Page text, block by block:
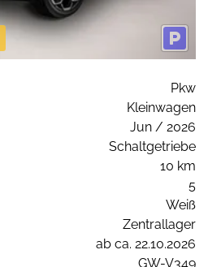
Pkw
Kleinwagen
Jun / 2026
Schaltgetriebe
10 km
5
Weiß
Zentrallager
ab ca. 22.10.2026
GW-V349